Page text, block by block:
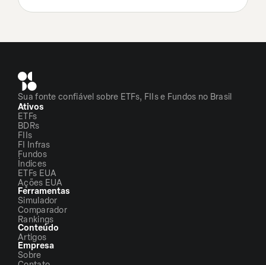
Sua fonte confiável sobre ETFs, FIIs e Fundos no Brasil
Ativos
ETFs
BDRs
FIIs
FI Infras
Fundos
Índices
ETFs EUA
Ações EUA
Ferramentas
Simulador
Comparador
Rankings
Conteúdo
Artigos
Empresa
Sobre